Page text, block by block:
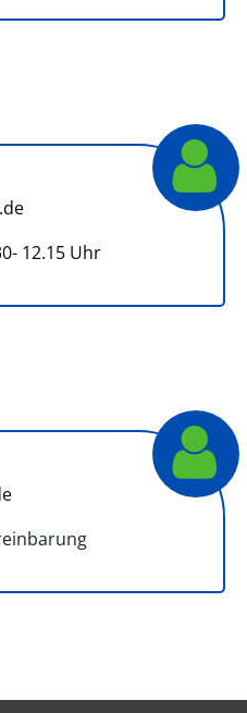
12.15 Uhr